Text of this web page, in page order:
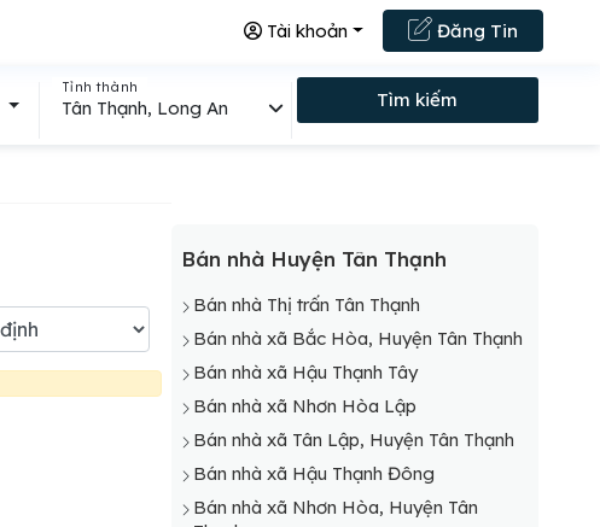
Đăng Tin
Tài khoản
Bán nhà Huyện Tân Thạnh
Bán nhà Thị trấn Tân Thạnh
Bán nhà xã Bắc Hòa, Huyện Tân Thạnh
Bán nhà xã Hậu Thạnh Tây
Bán nhà xã Nhơn Hòa Lập
Bán nhà xã Tân Lập, Huyện Tân Thạnh
Bán nhà xã Hậu Thạnh Đông
Bán nhà xã Nhơn Hòa, Huyện Tân
Tỉnh thành
Tân Thạnh, Long An Tìm kiếm